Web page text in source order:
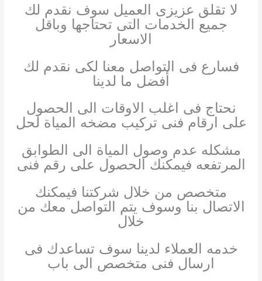
لا تقلق عزيزى العميل سوف نقدم لك
جميع الخدمات التى تحتاجها وباقل
الاسعار
فسارع فى التواصل معنا لكى نقدم لك
أفضل ما لدينا
نحتاج فى اغلب الاوقات الى الحصول
على ارقام فنى تركيب مضخه المياة لحل
مشكله عدم وصول المياة الى الطوابق
المرتفعه فيمكنك الحصول على رقم فنى
متخصص من خلال شركتنا فيمكنك
الاتصال بنا وسوف يتم التواصل معك من
خلال
خدمه العملاء لدينا سوف تساعدك فى
ارسال فنى متخصص الى باب